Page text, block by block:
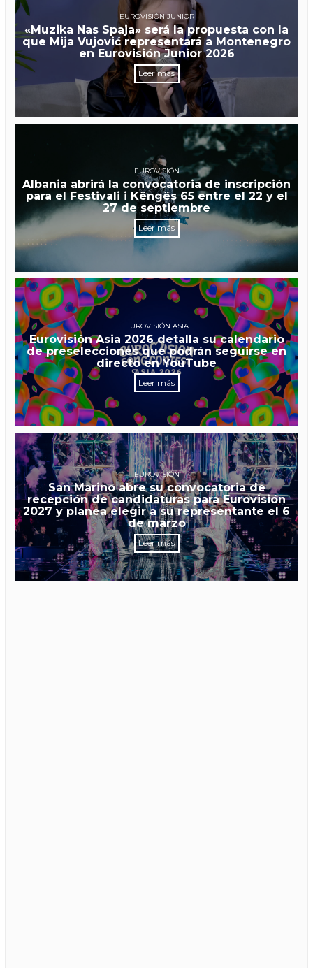
EUROVISIÓN JUNIOR
«Muzika Nas Spaja» será la propuesta con la
que Mija Vujović representará a Montenegro
en Eurovisión Junior 2026
Leer más
EUROVISIÓN
Albania abrirá la convocatoria de inscripción
para el Festivali i Këngës 65 entre el 22 y el
27 de septiembre
Leer más
EUROVISIÓN ASIA
Eurovisión Asia 2026 detalla su calendario
de preselecciones que podrán seguirse en
directo en YouTube
Leer más
EUROVISIÓN
San Marino abre su convocatoria de
recepción de candidaturas para Eurovisión
2027 y planea elegir a su representante el 6
de marzo
Leer más